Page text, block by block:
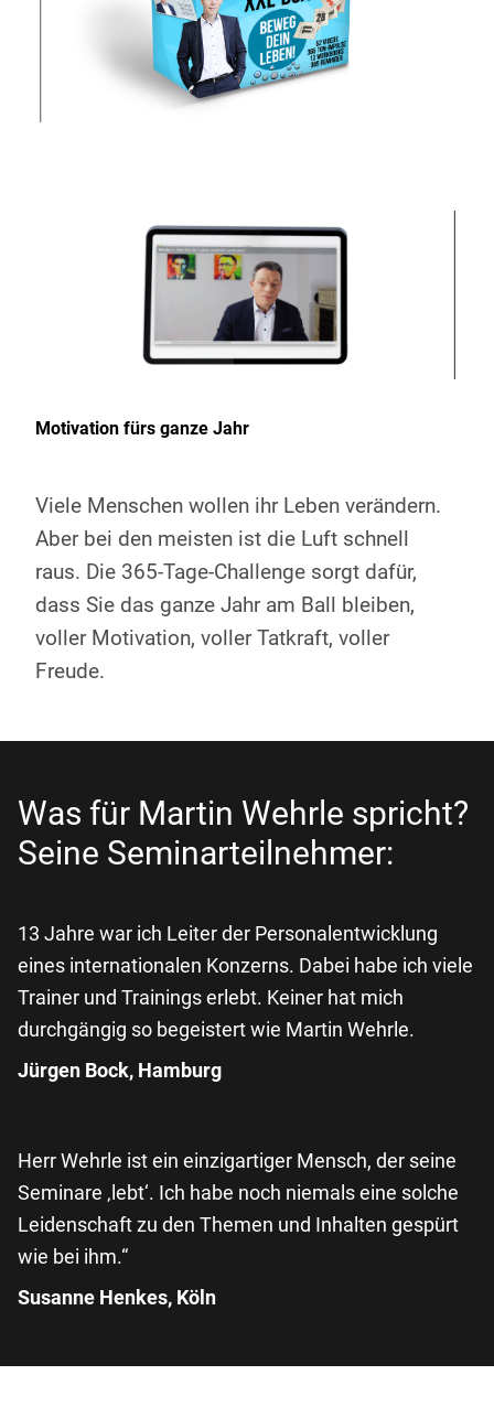
Motivation fürs ganze Jahr
Viele Menschen wollen ihr Leben verändern.
Aber bei den meisten ist die Luft schnell
raus. Die 365-Tage-Challenge sorgt dafür,
dass Sie das ganze Jahr am Ball bleiben,
voller Motivation, voller Tatkraft, voller
Freude.
Was für Martin Wehrle spricht?
Seine Seminarteilnehmer:
13 Jahre war ich Leiter der Personalentwicklung
eines internationalen Konzerns. Dabei habe ich viele
Trainer und Trainings erlebt. Keiner hat mich
durchgängig so begeistert wie Martin Wehrle.
Jürgen Bock, Hamburg
Herr Wehrle ist ein einzigartiger Mensch, der seine
Seminare ‚lebt‘. Ich habe noch niemals eine solche
Leidenschaft zu den Themen und Inhalten gespürt
wie bei ihm.“
Susanne Henkes, Köln